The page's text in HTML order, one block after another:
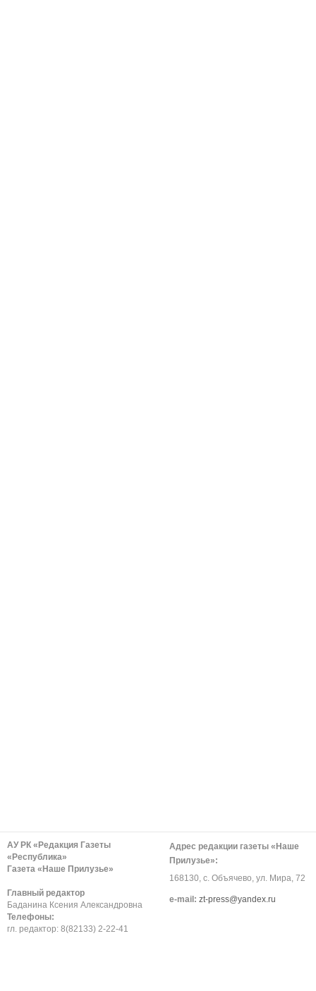
АУ РК «Редакция Газеты
«Республика»
Газета «Наше Прилузье»
Главный редактор
Баданина Ксения Александровна
Телефоны:
гл. редактор: 8(82133) 2-22-41
Адрес редакции газеты «Наше
Прилузье»:
168130, с. Объячево, ул. Мира, 72
е-mail: zt-press@yandex.ru